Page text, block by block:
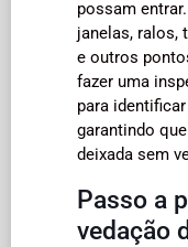
possam
janelas, ralos,
e outros
fazer uma
para
garantindo
deixada sem
Passo a
vedação